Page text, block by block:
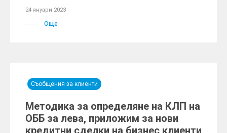
24 януари 2023
Още
Съобщения за клиенти
Методика за определяне на КЛП на
ОББ за лева, приложим за нови
кредитни сделки на бизнес клиенти